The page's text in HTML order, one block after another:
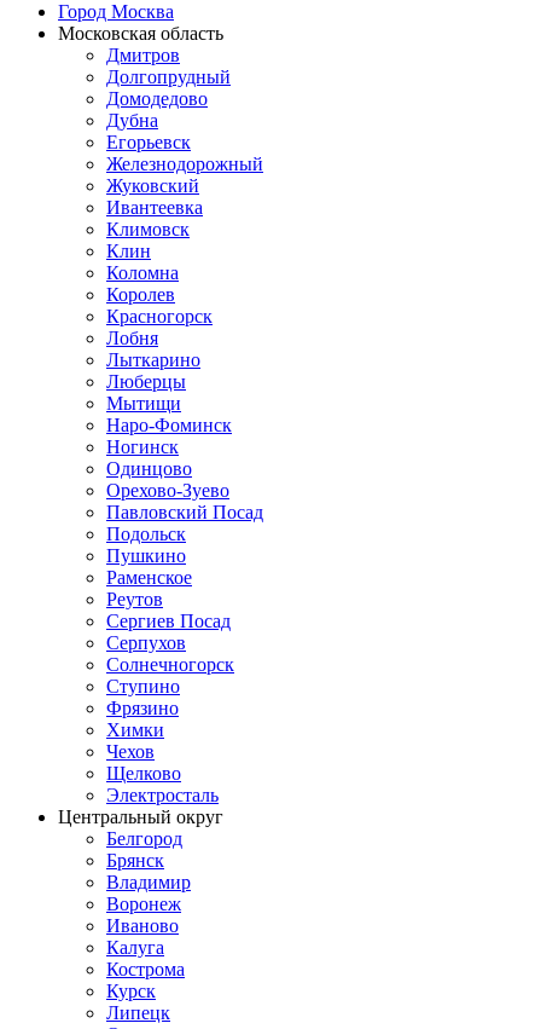
Город Москва
Московская область
Дмитров
Долгопрудный
Домодедово
Дубна
Егорьевск
Железнодорожный
Жуковский
Ивантеевка
Климовск
Клин
Коломна
Королев
Красногорск
Лобня
Лыткарино
Люберцы
Мытищи
Наро-Фоминск
Ногинск
Одинцово
Орехово-Зуево
Павловский Посад
Подольск
Пушкино
Раменское
Реутов
Сергиев Посад
Серпухов
Солнечногорск
Ступино
Фрязино
Химки
Чехов
Щелково
Электросталь
Центральный округ
Белгород
Брянск
Владимир
Воронеж
Иваново
Калуга
Кострома
Курск
Липецк